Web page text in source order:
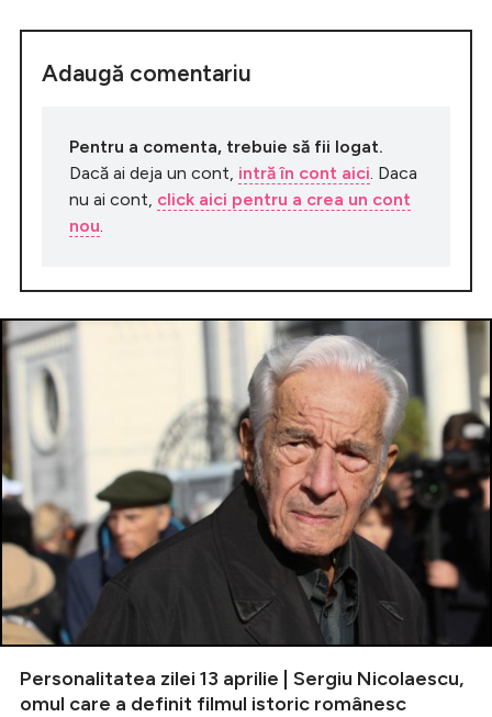
Adaugă comentariu
Pentru a comenta, trebuie să fii logat.
Dacă ai deja un cont, intră în cont aici. Daca
nu ai cont, click aici pentru a crea un cont
nou.
Personalitatea zilei 13 aprilie | Sergiu Nicolaescu,
omul care a definit filmul istoric românesc